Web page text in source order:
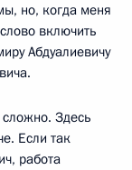
но, когда меня
включить
Абдуалиевичу
сложно. Здесь
Если так
работа